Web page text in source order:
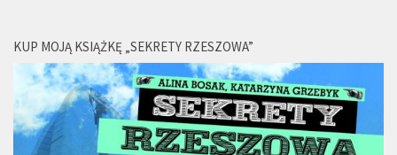
KUP MOJĄ KSIĄŻKĘ „SEKRETY RZESZOWA”